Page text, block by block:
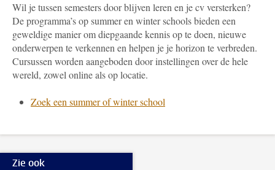
Wil je tussen semesters door blijven leren en je cv versterken?
De programma’s op summer en winter schools bieden een
geweldige manier om diepgaande kennis op te doen, nieuwe
onderwerpen te verkennen en helpen je je horizon te verbreden.
Cursussen worden aangeboden door instellingen over de hele
wereld, zowel online als op locatie.
Zoek een summer of winter school
Zie ook